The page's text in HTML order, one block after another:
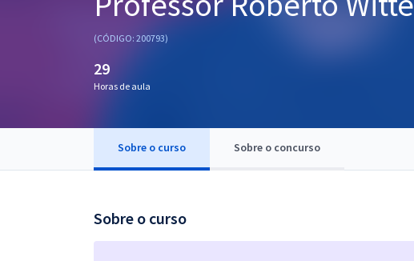
Questões grátis
(CÓDIGO: 200793)
29
Horas de aula
Sobre o curso Sobre o concurso
Sobre o curso